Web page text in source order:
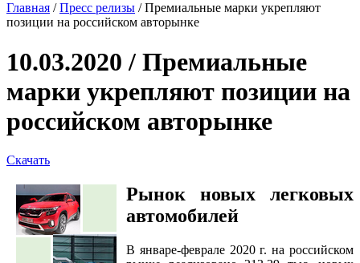
Главная /Пресс релизы /Премиальные марки укрепляют
позиции на российском авторынке
10.03.2020 / Премиальные
марки укрепляют позиции на
российском авторынке
Скачать
Рынок новых легковых
автомобилей
В январе-феврале 2020 г. на российском